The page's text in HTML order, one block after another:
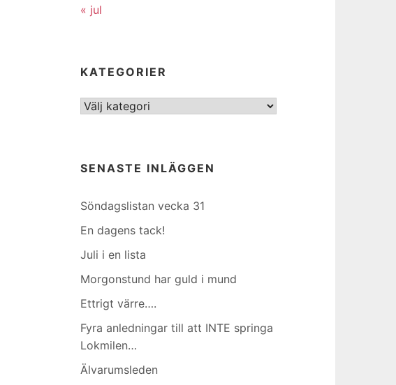
« jul
KATEGORIER
Kategorier
SENASTE INLÄGGEN
Söndagslistan vecka 31
En dagens tack!
Juli i en lista
Morgonstund har guld i mund
Ettrigt värre….
Fyra anledningar till att INTE springa
Lokmilen…
Älvarumsleden